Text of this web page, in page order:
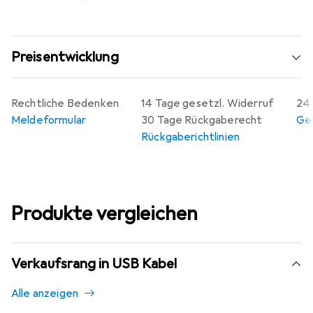
Preisentwicklung
14 Tage gesetzl. Widerruf
30 Tage Rückgaberecht
Rückgaberichtlinien
24
Rechtliche Bedenken
Meldeformular
Produkte vergleichen
Verkaufsrang in USB Kabel
Alle anzeigen